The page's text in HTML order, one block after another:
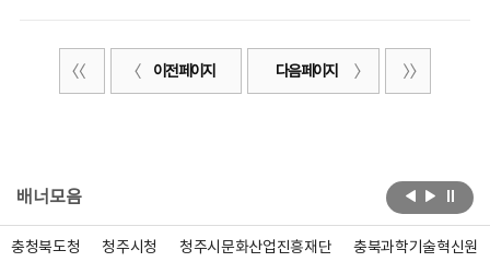
이전 페이지 다음 페이지
배너모음
충청북도청 청주시청 청주시문화산업진흥재단 충북과학기술혁신원